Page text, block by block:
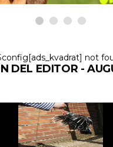
not
DEL EDITOR -